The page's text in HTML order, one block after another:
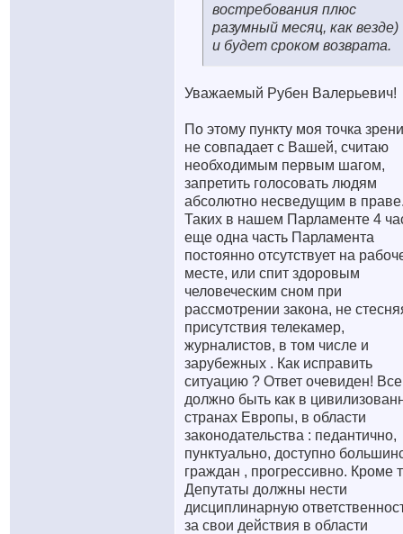
востребования плюс
разумный месяц, как везде)
и будет сроком возврата.
Уважаемый Рубен Валерьевич!
По этому пункту моя точка
не совпадает с Вашей, считаю
необходимым первым шагом,
запретить голосовать людям
абсолютно несведущим в
Таких в нашем Парламенте 4
еще одна часть Парламента
постоянно отсутствует на
месте, или спит здоровым
человеческим сном при
рассмотрении закона, не
присутствия телекамер,
журналистов, в том числе и
зарубежных . Как исправить
ситуацию ? Ответ очевиден! Все
должно быть как в
странах Европы, в области
законодательства : педантично,
пунктуально, доступно
граждан , прогрессивно. Кроме
Депутаты должны нести
дисциплинарную
за свои действия в области